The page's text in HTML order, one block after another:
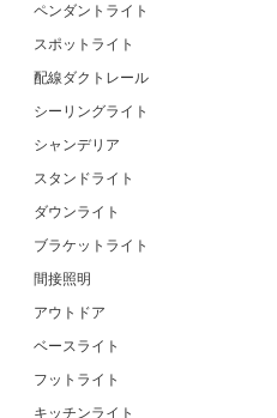
ペンダントライト
スポットライト
配線ダクトレール
シーリングライト
シャンデリア
スタンドライト
ダウンライト
ブラケットライト
間接照明
アウトドア
ベースライト
フットライト
キッチンライト